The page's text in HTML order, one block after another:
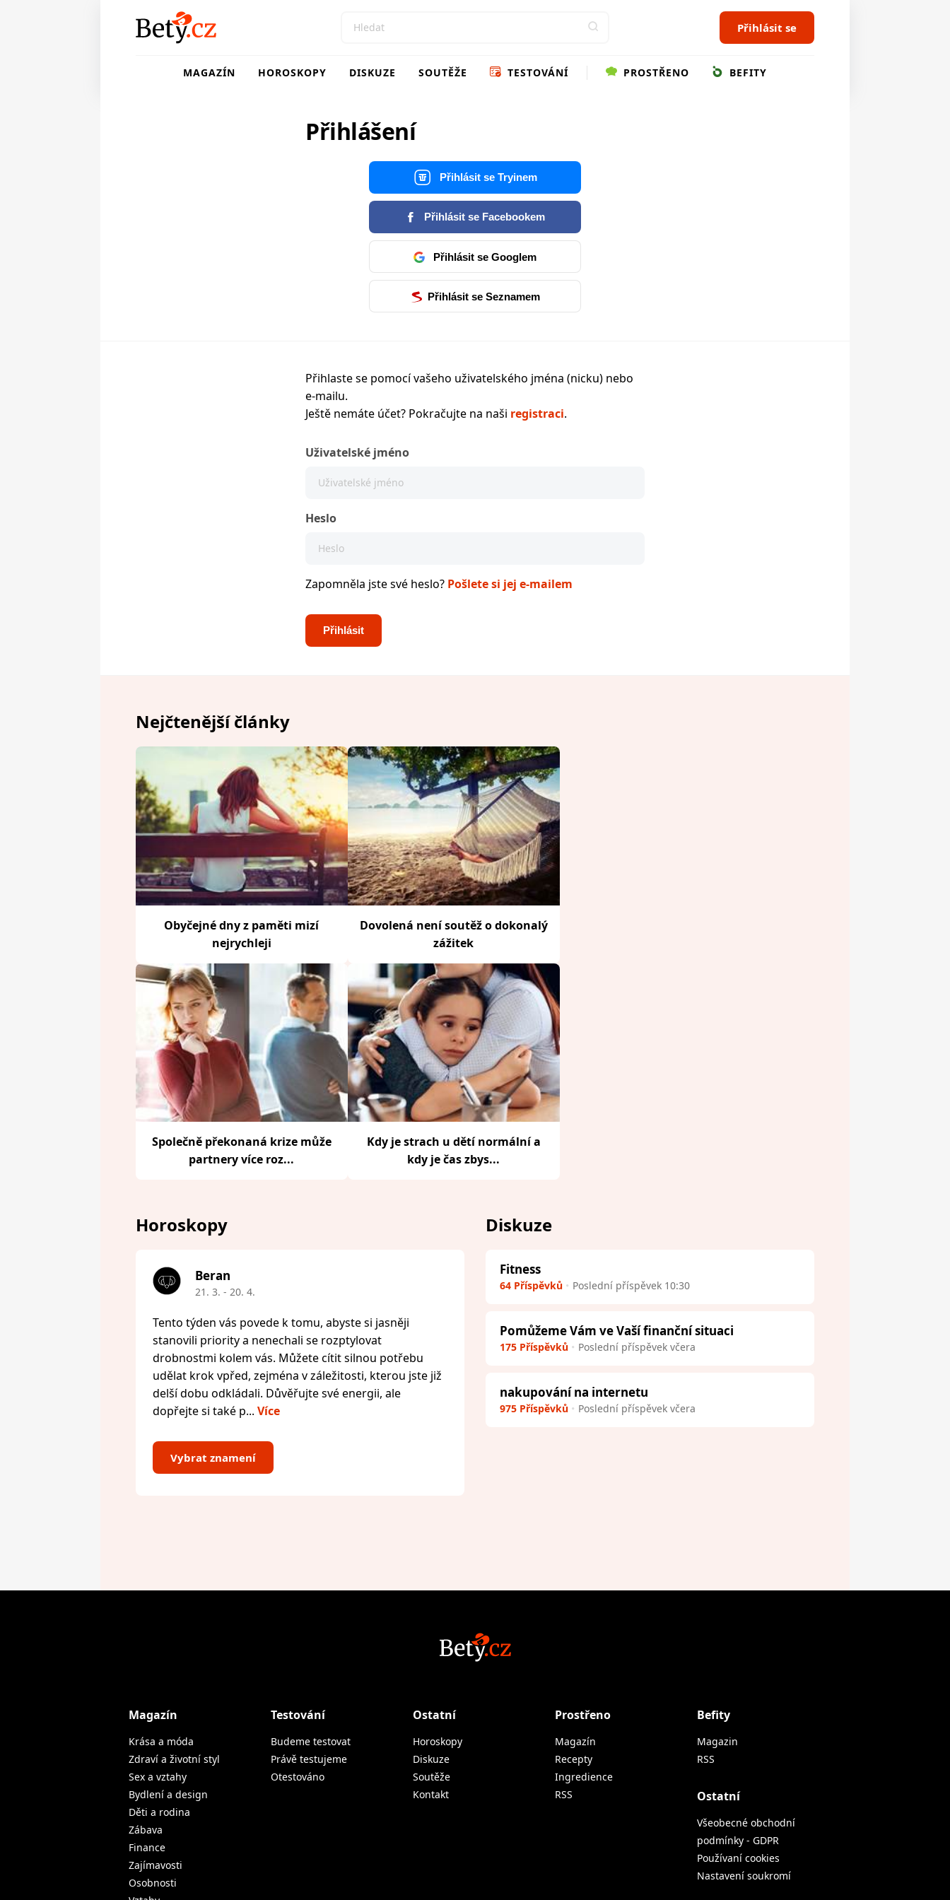
Přihlásit se
MAGAZÍN HOROSKOPY DISKUZE SOUTĚŽE TESTOVÁNÍ PROSTŘENO BEFITY
Přihlášení
Přihlásit se Tryinem
Přihlásit se Facebookem
Přihlásit se Googlem
Přihlásit se Seznamem
Přihlaste se pomocí vašeho uživatelského jména (nicku) nebo
e-mailu.
Ještě nemáte účet? Pokračujte na naši registraci.
Uživatelské jméno
Heslo
Zapomněla jste své heslo? Pošlete si jej e-mailem
Nejčtenější články
Obyčejné dny z paměti mizí
nejrychleji
Dovolená není soutěž o dokonalý
zážitek
Společně překonaná krize může
partnery více roz...
Kdy je strach u dětí normální a
kdy je čas zbys...
Horoskopy
Beran
21. 3. - 20. 4.
Tento týden vás povede k tomu, abyste si jasněji
stanovili priority a nenechali se rozptylovat
drobnostmi kolem vás. Můžete cítit silnou potřebu
udělat krok vpřed, zejména v záležitosti, kterou jste již
delší dobu odkládali. Důvěřujte své energii, ale
dopřejte si také p... Více
Vybrat znamení
Diskuze
Fitness
64 Příspěvků Poslední příspěvek 10:30
Pomůžeme Vám ve Vaší finanční situaci
175 Příspěvků Poslední příspěvek včera
nakupování na internetu
975 Příspěvků Poslední příspěvek včera
Magazín
Krása a móda
Zdraví a životní styl
Sex a vztahy
Bydlení a design
Děti a rodina
Zábava
Finance
Zajímavosti
Osobnosti
Testování
Budeme testovat
Právě testujeme
Otestováno
Ostatní
Horoskopy
Diskuze
Soutěže
Kontakt
Prostřeno
Magazín
Recepty
Ingredience
RSS
Befity
Magazin
RSS
Ostatní
Všeobecné obchodní
podmínky - GDPR
Používaní cookies
Nastavení soukromí